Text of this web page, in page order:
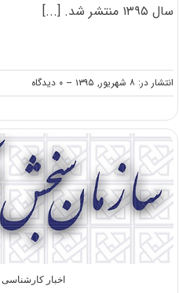
سال ۱۳۹۵ منتشر شد. [...]
انتشار در: ۸ شهریور, ۱۳۹۵ -- ۰ دیدگاه
on
انتشار
ارشد
بدون
آزمون
۹۵
دانشگاه
اخبار